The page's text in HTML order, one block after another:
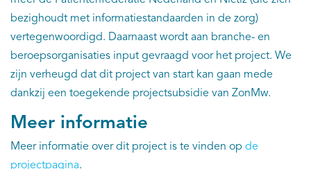
bezighoudt met informatiestandaarden in de zorg)
vertegenwoordigd. Daarnaast wordt aan branche- en
beroepsorganisaties input gevraagd voor het project. We
zijn verheugd dat dit project van start kan gaan mede
dankzij een toegekende projectsubsidie van ZonMw.
Meer informatie
Meer informatie over dit project is te vinden op de
projectpagina.